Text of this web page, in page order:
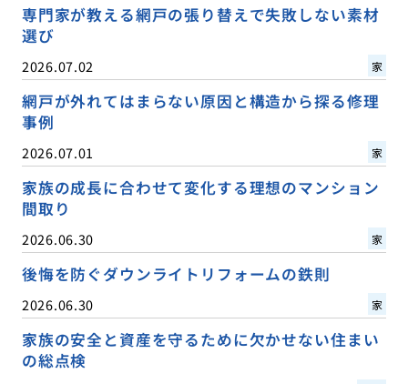
専門家が教える網戸の張り替えで失敗しない素材
選び
2026.07.02 家
網戸が外れてはまらない原因と構造から探る修理
事例
2026.07.01 家
家族の成長に合わせて変化する理想のマンション
間取り
2026.06.30 家
後悔を防ぐダウンライトリフォームの鉄則
2026.06.30 家
家族の安全と資産を守るために欠かせない住まい
の総点検